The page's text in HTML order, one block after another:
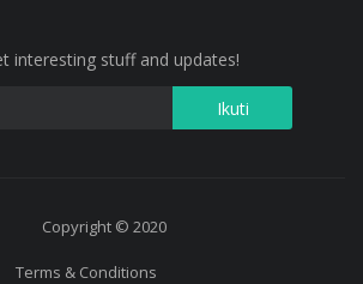
interesting stuff and updates!
Copyright © 2020
Terms & Conditions